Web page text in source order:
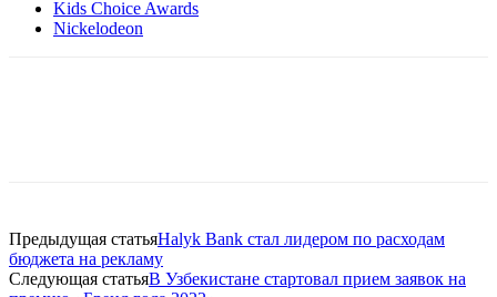
Kids Choice Awards
Nickelodeon
Предыдущая статьяHalyk Bank стал лидером по расходам
бюджета на рекламу
Следующая статьяВ Узбекистане стартовал прием заявок на